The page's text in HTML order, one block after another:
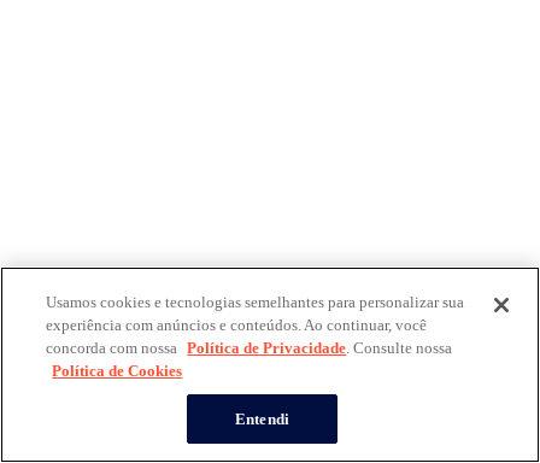
Usamos cookies e tecnologias semelhantes para personalizar sua
experiência com anúncios e conteúdos. Ao continuar, você
concorda com nossa Política de Privacidade. Consulte nossa
Política de Cookies
Entendi